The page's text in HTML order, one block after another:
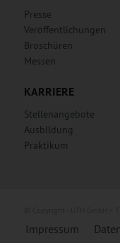
Presse
Veröffentlichungen
Broschüren
Messen
KARRIERE
Stellenangebote
Ausbildung
Praktikum
Impressum